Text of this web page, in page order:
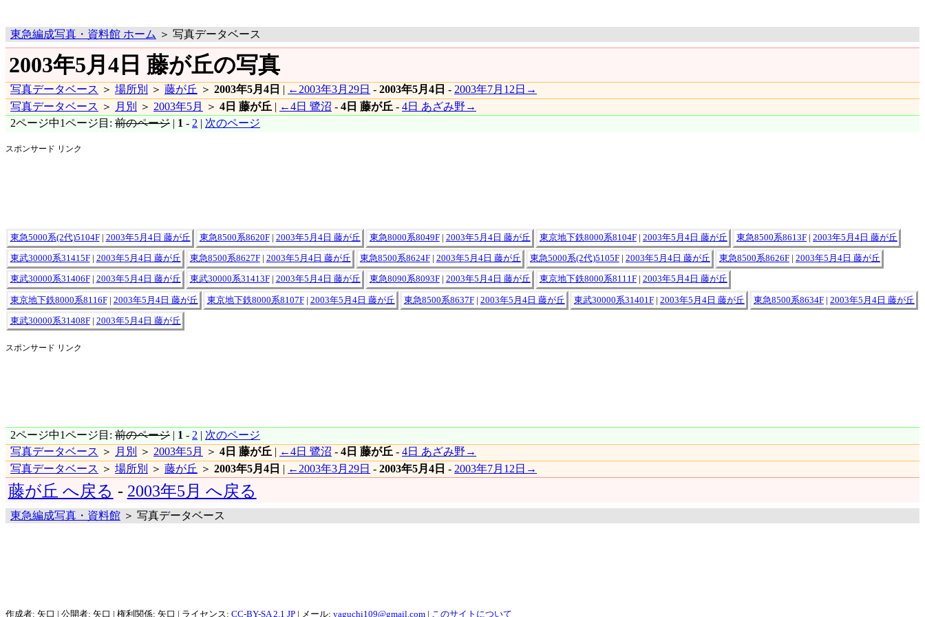
東急編成写真・資料館 ホーム ＞ 写真データベース
2003年5月4日 藤が丘の写真
写真データベース ＞ 場所別 ＞ 藤が丘 ＞ 2003年5月4日 | ←2003年3月29日 - 2003年5月4日 - 2003年7月12日→
写真データベース ＞ 月別 ＞ 2003年5月 ＞ 4日 藤が丘 | ←4日 鷺沼 - 4日 藤が丘 - 4日 あざみ野→
2ページ中1ページ目: 前のページ | 1 - 2 | 次のページ
スポンサード リンク
東急5000系(2代)5104F| 2003年5月4日 藤が丘 東急8500系8620F| 2003年5月4日 藤が丘 東急8000系8049F| 2003年5月4日 藤が丘 東京地下鉄8000系8104F| 2003年5月4日 藤が丘 東急8500系8613F| 2003年5月4日 藤が丘
東武30000系31415F| 2003年5月4日 藤が丘 東急8500系8627F| 2003年5月4日 藤が丘 東急8500系8624F| 2003年5月4日 藤が丘 東急5000系(2代)5105F| 2003年5月4日 藤が丘 東急8500系8626F| 2003年5月4日 藤が丘
東武30000系31406F| 2003年5月4日 藤が丘 東武30000系31413F| 2003年5月4日 藤が丘 東急8090系8093F| 2003年5月4日 藤が丘 東京地下鉄8000系8111F| 2003年5月4日 藤が丘
東京地下鉄8000系8116F| 2003年5月4日 藤が丘 東京地下鉄8000系8107F| 2003年5月4日 藤が丘 東急8500系8637F| 2003年5月4日 藤が丘 東武30000系31401F| 2003年5月4日 藤が丘 東急8500系8634F| 2003年5月4日 藤が丘
東武30000系31408F| 2003年5月4日 藤が丘
スポンサード リンク
2ページ中1ページ目: 前のページ | 1 - 2 | 次のページ
写真データベース ＞ 月別 ＞ 2003年5月 ＞ 4日 藤が丘 | ←4日 鷺沼 - 4日 藤が丘 - 4日 あざみ野→
写真データベース ＞ 場所別 ＞ 藤が丘 ＞ 2003年5月4日 | ←2003年3月29日 - 2003年5月4日 - 2003年7月12日→
藤が丘 へ戻る - 2003年5月 へ戻る
東急編成写真・資料館 ＞ 写真データベース
作成者: 矢口 | 公開者: 矢口 | 権利関係: 矢口 | ライセンス: CC-BY-SA 2.1 JP | メール: yaguchi109@gmail.com このサイトについて